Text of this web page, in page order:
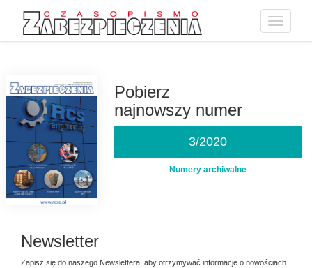
Toggle
Pobierz
najnowszy numer
3/2020
Numery archiwalne
Newsletter
Zapisz się do naszego Newslettera, aby otrzymywać informacje o nowościach